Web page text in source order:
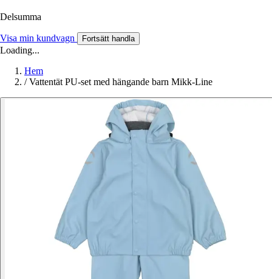
Delsumma
Visa min kundvagn Fortsätt handla
Loading...
Hem
/ Vattentät PU-set med hängande barn Mikk-Line